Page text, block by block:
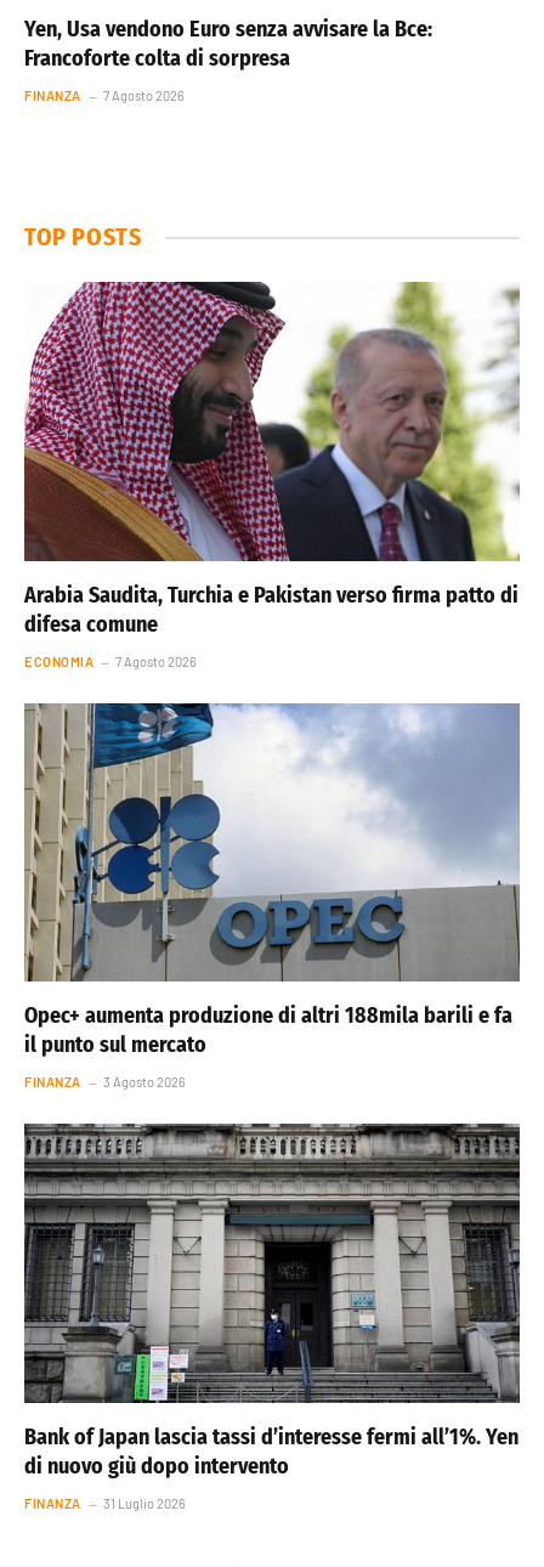
Yen, Usa vendono Euro senza avvisare la Bce:
Francoforte colta di sorpresa
FINANZA 7 Agosto 2026
TOP POSTS
Arabia Saudita, Turchia e Pakistan verso firma patto di
difesa comune
ECONOMIA 7 Agosto 2026
Opec+ aumenta produzione di altri 188mila barili e fa
il punto sul mercato
FINANZA 3 Agosto 2026
Bank of Japan lascia tassi d’interesse fermi all’1%. Yen
di nuovo giù dopo intervento
FINANZA 31 Luglio 2026